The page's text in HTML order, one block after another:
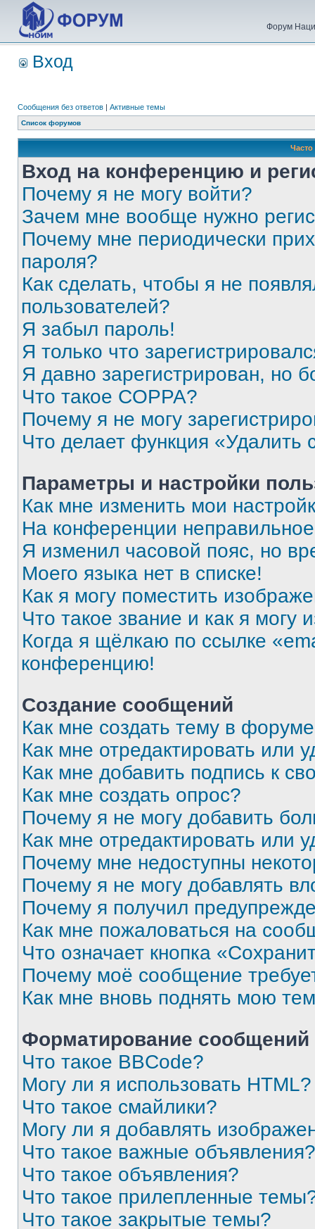
Форум
Вход
Сообщения без ответов | Активные темы
Список форумов
Вход на конференцию и
Почему я не могу войти?
Зачем мне вообще нужно
Почему мне периодически
пароля?
Как сделать, чтобы я не
пользователей?
Я забыл пароль!
Я только что
Я давно зарегистрирован, но
Что такое COPPA?
Почему я не могу
Что делает функция «Удалить
Параметры и настройки
Как мне изменить мои
На конференции
Я изменил часовой пояс, но
Моего языка нет в списке!
Как я могу поместить
Что такое звание и как я могу
Когда я щёлкаю по ссылке
конференцию!
Создание сообщений
Как мне создать тему в
Как мне отредактировать или
Как мне добавить подпись к
Как мне создать опрос?
Почему я не могу добавить
Как мне отредактировать или
Почему мне недоступны
Почему я не могу добавлять
Почему я получил
Как мне пожаловаться на
Что означает кнопка
Почему моё сообщение
Как мне вновь поднять мою
Форматирование
Что такое BBCode?
Могу ли я использовать HTML?
Что такое смайлики?
Могу ли я добавлять
Что такое важные объявления?
Что такое объявления?
Что такое прилепленные
Что такое закрытые темы?